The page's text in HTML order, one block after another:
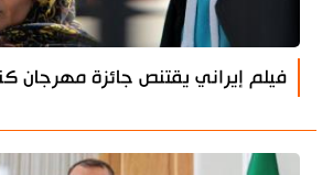
فيلم إيراني يقتنص جائزة مهرجان